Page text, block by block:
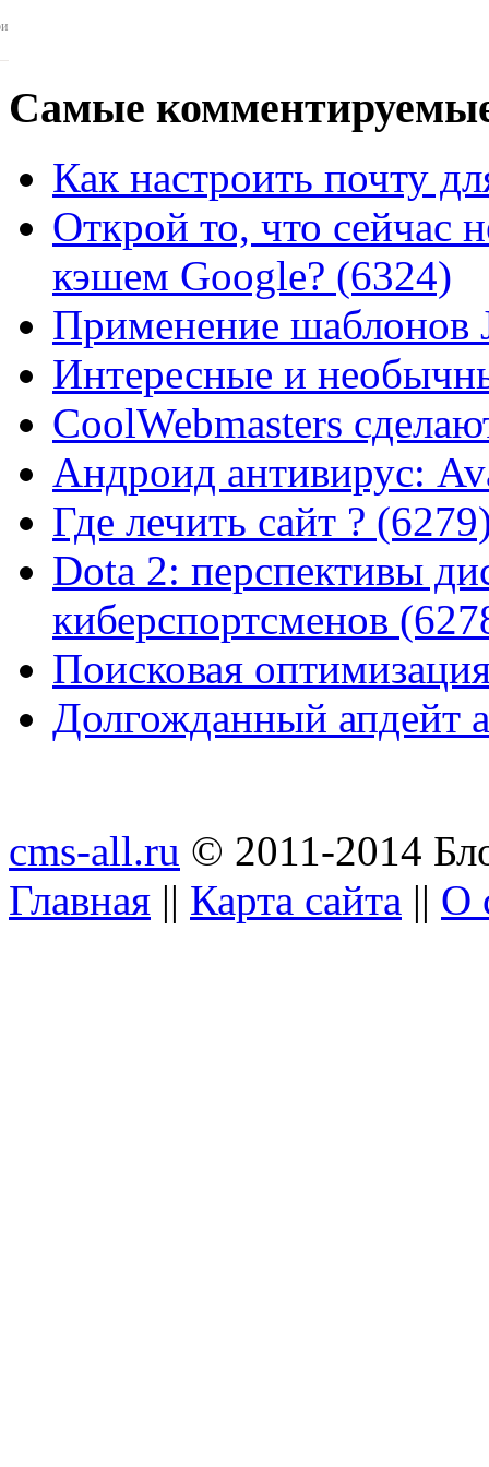
Самые
Как настроить почту
Открой то, что сейчас
кэшем Google? (6324)
Применение шаблонов
Интересные и
CoolWebmasters
Андроид антивирус:
Где лечить сайт ?
Dota 2: перспективы
киберспортсменов
Поисковая
Долгожданный апдейт
cms-all.ru © 2011-2014
Главная || Карта сайта || О